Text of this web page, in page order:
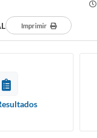
Imprimir